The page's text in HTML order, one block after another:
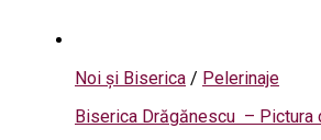
Noi și Biserica / Pelerinaje
Biserica Drăgănescu – Pictura